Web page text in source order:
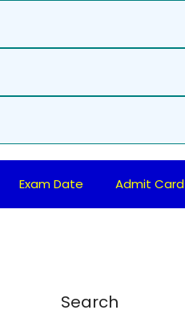
Exam Date Admit Card
Search